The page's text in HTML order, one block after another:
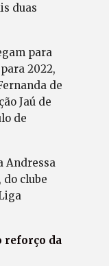
duas
para
2022,
de
Jaú de
de
Andressa
do clube
reforço da